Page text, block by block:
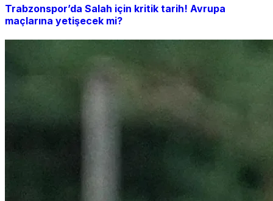
Trabzonspor’da Salah için kritik tarih! Avrupa
maçlarına yetişecek mi?